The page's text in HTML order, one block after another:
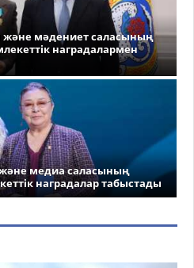
және мәдениет саласының
наградалармен
медиа саласының
наградалар табыстады